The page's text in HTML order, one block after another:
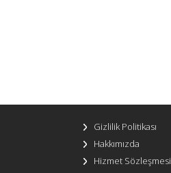
Gizlilik Politikası
Hakkımızda
Hizmet Sözleşmesi